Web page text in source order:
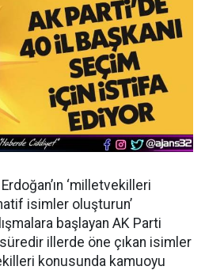
‘milletvekilleri
isimler oluşturun’
başlayan AK Parti
süredir illerde öne çıkan isimler
konusunda kamuoyu